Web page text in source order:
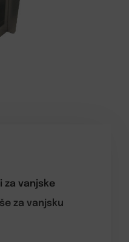
za vanjske
za vanjsku